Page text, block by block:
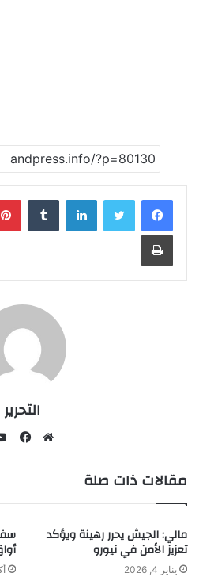
لينكدإن
طباعة
التحرير
مقالات ذات صلة
مالي: الجيش يحرر رهينة ويؤكد
تعزيز الأمن في نيورو
يناير 4, 2026